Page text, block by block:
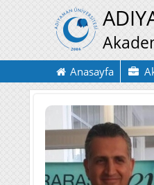
Anasayfa